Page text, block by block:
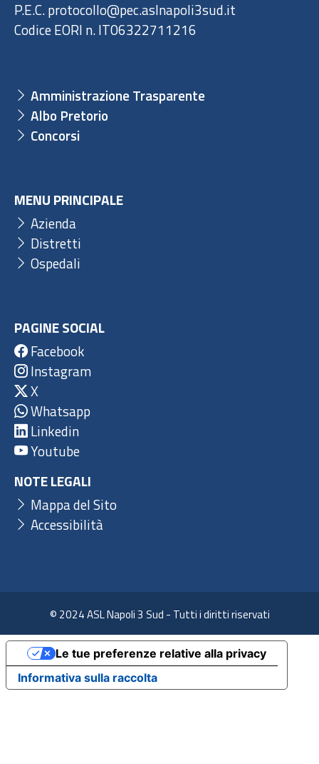
P.E.C. protocollo@pec.aslnapoli3sud.it
Codice EORI n. IT06322711216
Amministrazione Trasparente
Albo Pretorio
Concorsi
MENU PRINCIPALE
Azienda
Distretti
Ospedali
PAGINE SOCIAL
Facebook
Instagram
X
Whatsapp
Linkedin
Youtube
NOTE LEGALI
Mappa del Sito
Accessibilità
© 2024 ASL Napoli 3 Sud - Tutti i diritti riservati
Informativa sulla raccolta
Le tue preferenze relative alla privacy